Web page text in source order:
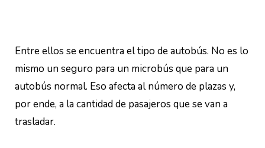
Entre ellos se encuentra el tipo de autobús. No es lo
mismo un seguro para un microbús que para un
autobús normal. Eso afecta al número de plazas y,
por ende, a la cantidad de pasajeros que se van a
trasladar.